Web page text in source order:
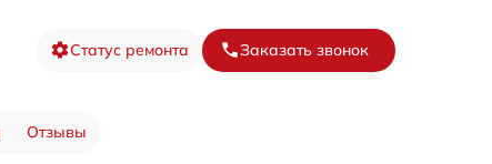
Статус ремонта Заказать звонок
Отзывы